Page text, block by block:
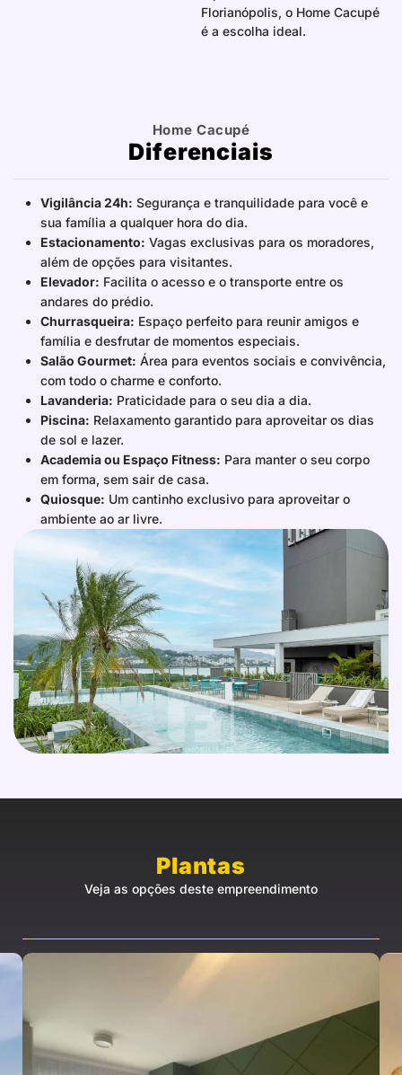
Florianópolis, o Home Cacupé
é a escolha ideal.
Home Cacupé
Diferenciais
Vigilância 24h: Segurança e tranquilidade para você e
sua família a qualquer hora do dia.
Estacionamento: Vagas exclusivas para os moradores,
além de opções para visitantes.
Elevador: Facilita o acesso e o transporte entre os
andares do prédio.
Churrasqueira: Espaço perfeito para reunir amigos e
família e desfrutar de momentos especiais.
Salão Gourmet: Área para eventos sociais e convivência,
com todo o charme e conforto.
Lavanderia: Praticidade para o seu dia a dia.
Piscina: Relaxamento garantido para aproveitar os dias
de sol e lazer.
Academia ou Espaço Fitness: Para manter o seu corpo
em forma, sem sair de casa.
Quiosque: Um cantinho exclusivo para aproveitar o
ambiente ao ar livre.
Plantas
Veja as opções deste empreendimento